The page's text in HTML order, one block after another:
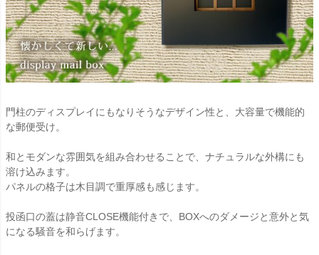
門柱のディスプレイにもなりそうなデザイン性と、大容量で機能的
な郵便受け。
和とモダンな雰囲気を組み合わせることで、ナチュラルな外構にも
溶け込みます。
パネルの格子は木目調で重厚感も感じます。
投函口の蓋は静音CLOSE機能付きで、BOXへのダメージと意外と気
になる騒音を和らげます。